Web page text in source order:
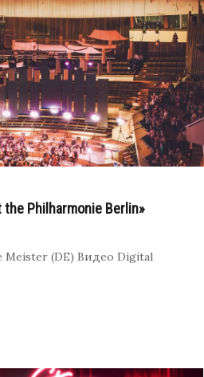
Philharmonie Berlin»
Meister (DE) Видео Digital